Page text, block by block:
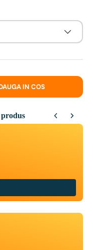
IN COS
produs
through product